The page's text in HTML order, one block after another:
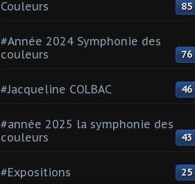
Couleurs
85
#Année 2024 Symphonie des
couleurs
76
#Jacqueline COLBAC 46
#année 2025 la symphonie des
couleurs
43
#Expositions 25